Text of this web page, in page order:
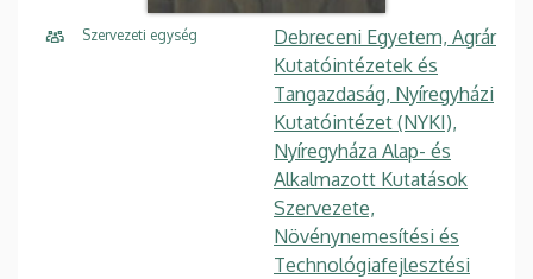
Szervezeti egység
Debreceni Egyetem, Agrár
Kutatóintézetek és
Tangazdaság, Nyíregyházi
Kutatóintézet (NYKI),
Nyíregyháza Alap- és
Alkalmazott Kutatások
Szervezete,
Növénynemesítési és
Technológiafejlesztési